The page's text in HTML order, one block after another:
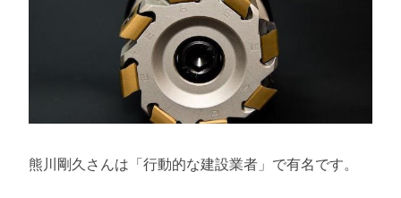
熊川剛久さんは「行動的な建設業者」で有名です。